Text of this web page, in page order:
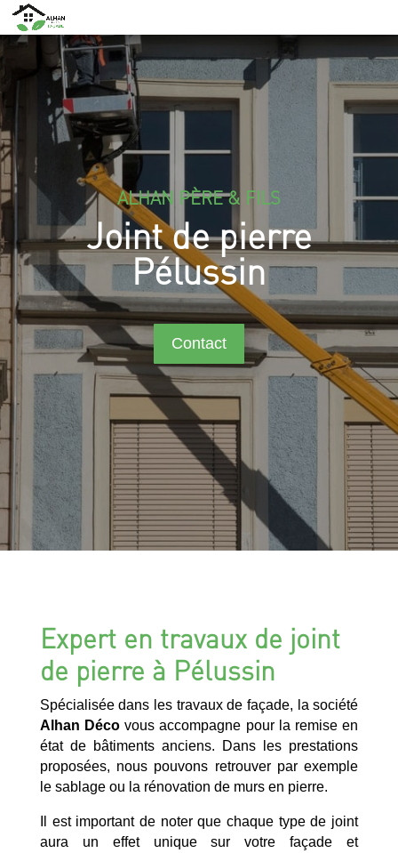
ALHAN PÈRE & FILS
Joint de pierre
Pélussin
Contact
Expert en travaux de joint
de pierre à Pélussin
Spécialisée dans les travaux de façade, la société
Alhan Déco vous accompagne pour la remise en
état de bâtiments anciens. Dans les prestations
proposées, nous pouvons retrouver par exemple
le sablage ou la rénovation de murs en pierre.
Il est important de noter que chaque type de joint
aura un effet unique sur votre façade et